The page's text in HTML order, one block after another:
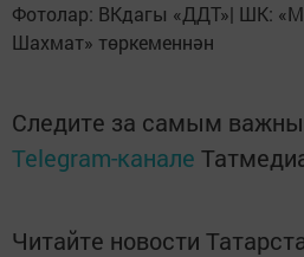
Фотолар: ВКдагы «ДДТ»| ШК:
Шахмат» төркеменнән
Следите за самым
Telegram-канале
Читайте новости